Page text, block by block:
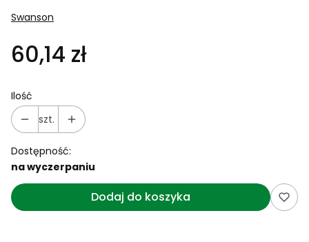
Swanson
60,14 zł
Ilość
szt.
Dostępność:
na wyczerpaniu
Dodaj do koszyka